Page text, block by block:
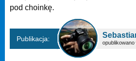
pod choinkę.
Publikacja: opublikowano